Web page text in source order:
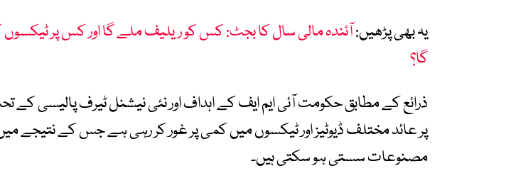
یہ بھی پڑھیں:آئندہ مالی سال کا بجٹ: کس کو ریلیف ملے گا اور کس پر
گا؟
ذرائع کے مطابق حکومت آئی ایم ایف کے اہداف اور نئی نیشنل ٹیرف پالیسی کے
پر عائد مختلف ڈیوٹیز اور ٹیکسوں میں کمی پر غور کر رہی ہے جس کے نتیجے
مصنوعات سستی ہو سکتی ہیں۔